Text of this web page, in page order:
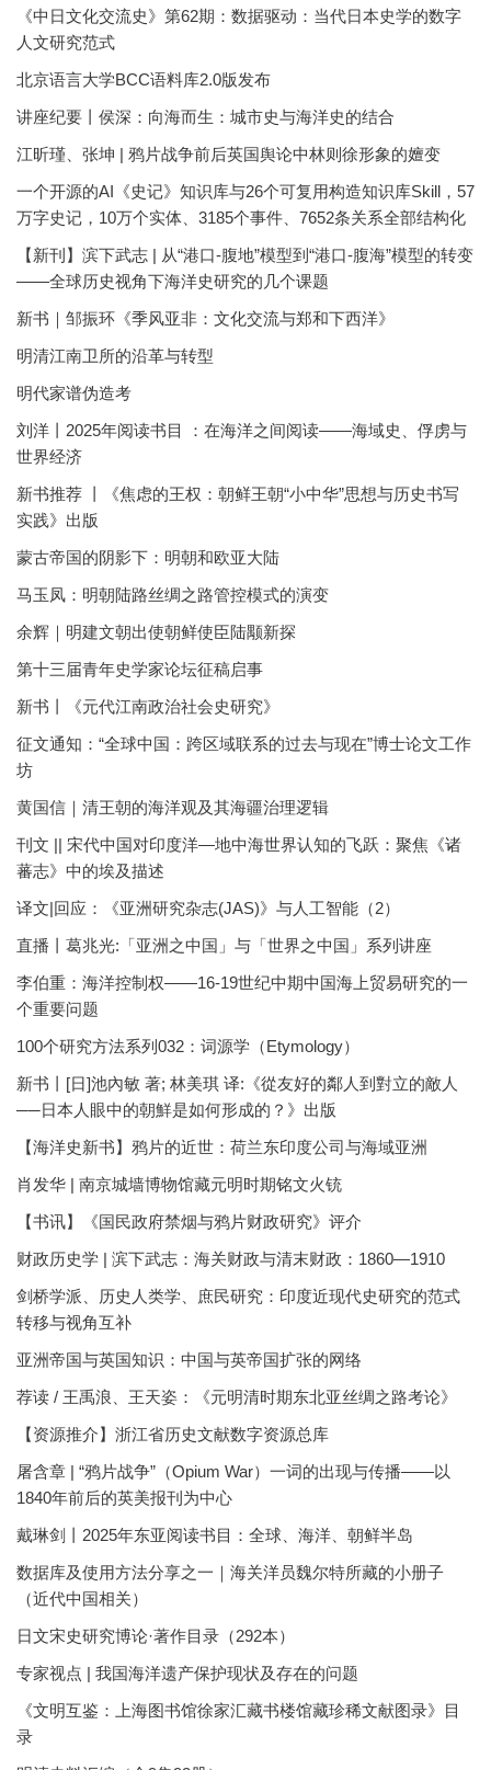
《中日文化交流史》第62期：数据驱动：当代日本史学的数字
人文研究范式
北京语言大学BCC语料库2.0版发布
讲座纪要丨侯深：向海而生：城市史与海洋史的结合
江昕瑾、张坤 | 鸦片战争前后英国舆论中林则徐形象的嬗变
一个开源的AI《史记》知识库与26个可复用构造知识库Skill，57
万字史记，10万个实体、3185个事件、7652条关系全部结构化
【新刊】滨下武志 | 从“港口-腹地”模型到“港口-腹海”模型的转变
——全球历史视角下海洋史研究的几个课题
新书｜邹振环《季风亚非：文化交流与郑和下西洋》
明清江南卫所的沿革与转型
明代家谱伪造考
刘洋丨2025年阅读书目 ：在海洋之间阅读——海域史、俘虏与
世界经济
新书推荐 丨《焦虑的王权：朝鲜王朝“小中华”思想与历史书写
实践》出版
蒙古帝国的阴影下：明朝和欧亚大陆
马玉凤：明朝陆路丝绸之路管控模式的演变
余辉｜明建文朝出使朝鲜使臣陆颙新探
第十三届青年史学家论坛征稿启事
新书丨《元代江南政治社会史研究》
征文通知：“全球中国：跨区域联系的过去与现在”博士论文工作
坊
黄国信｜清王朝的海洋观及其海疆治理逻辑
刊文 || 宋代中国对印度洋—地中海世界认知的飞跃：聚焦《诸
蕃志》中的埃及描述
译文|回应：《亚洲研究杂志(JAS)》与人工智能（2）
直播丨葛兆光:「亚洲之中国」与「世界之中国」系列讲座
李伯重：海洋控制权——16-19世纪中期中国海上贸易研究的一
个重要问题
100个研究方法系列032：词源学（Etymology）
新书丨[日]池內敏 著; 林美琪 译:《從友好的鄰人到對立的敵人
──日本人眼中的朝鮮是如何形成的？》出版
【海洋史新书】鸦片的近世：荷兰东印度公司与海域亚洲
肖发华 | 南京城墙博物馆藏元明时期铭文火铳
【书讯】《国民政府禁烟与鸦片财政研究》评介
财政历史学 | 滨下武志：海关财政与清末财政：1860—1910
剑桥学派、历史人类学、庶民研究：印度近现代史研究的范式
转移与视角互补
亚洲帝国与英国知识：中国与英帝国扩张的网络
荐读 / 王禹浪、王天姿：《元明清时期东北亚丝绸之路考论》
【资源推介】浙江省历史文献数字资源总库
屠含章 | “鸦片战争”（Opium War）一词的出现与传播——以
1840年前后的英美报刊为中心
戴琳剑丨2025年东亚阅读书目：全球、海洋、朝鲜半岛
数据库及使用方法分享之一｜海关洋员魏尔特所藏的小册子
（近代中国相关）
日文宋史研究博论·著作目录（292本）
专家视点 | 我国海洋遗产保护现状及存在的问题
《文明互鉴：上海图书馆徐家汇藏书楼馆藏珍稀文献图录》目
录